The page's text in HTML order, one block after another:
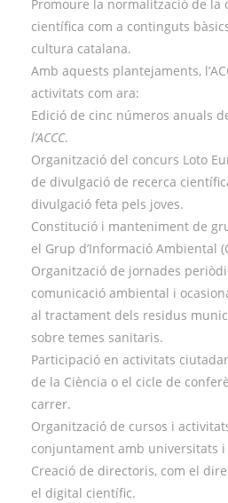
Promoure la normalització de la
científica com a continguts
cultura catalana.
Amb aquests plantejaments,
activitats com ara:
Edició de cinc números anuals
l’ACCC.
Organització del concurs Loto
de divulgació de recerca
divulgació feta pels joves.
Constitució i manteniment de
el Grup d’Informació Ambiental
Organització de jornades
comunicació ambiental i
al tractament dels residus
sobre temes sanitaris.
Participació en activitats
de la Ciència o el cicle de
carrer.
Organització de cursos i
conjuntament amb universitats
Creació de directoris, com el
el digital científic.